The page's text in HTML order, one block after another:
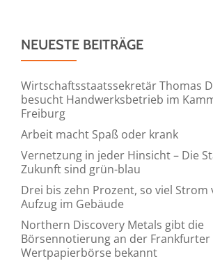
NEUESTE BEITRÄGE
Wirtschaftsstaatssekretär Thomas
besucht Handwerksbetrieb im
Freiburg
Arbeit macht Spaß oder krank
Vernetzung in jeder Hinsicht – Die
Zukunft sind grün-blau
Drei bis zehn Prozent, so viel
Aufzug im Gebäude
Northern Discovery Metals gibt die
Börsennotierung an der Frankfurter
Wertpapierbörse bekannt